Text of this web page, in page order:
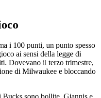
i 100 punti, un punto spesso
ai sensi della legge di
Dovevano il terzo trimestre,
di Milwaukee e bloccando
sono bollite. Giannis e